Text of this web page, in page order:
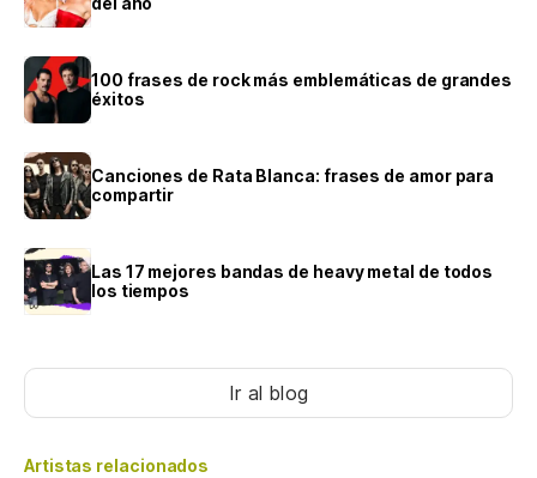
100 frases de rock más emblemáticas de grandes
éxitos
Canciones de Rata Blanca: frases de amor para
compartir
Las 17 mejores bandas de heavy metal de todos
los tiempos
Ir al blog
Artistas relacionados